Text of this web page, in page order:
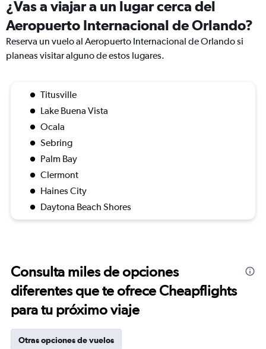
¿Vas a viajar a un lugar cerca del
Aeropuerto Internacional de Orlando?
Reserva un vuelo al Aeropuerto Internacional de Orlando si
planeas visitar alguno de estos lugares.
Titusville
Lake Buena Vista
Ocala
Sebring
Palm Bay
Clermont
Haines City
Daytona Beach Shores
Consulta miles de opciones
diferentes que te ofrece Cheapflights
para tu próximo viaje
Otras opciones de vuelos